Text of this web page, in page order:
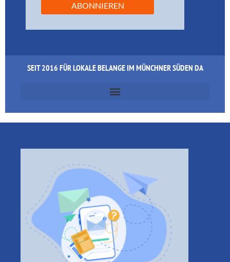
SEIT 2016 FÜR LOKALE BELANGE IM MÜNCHNER SÜDEN DA